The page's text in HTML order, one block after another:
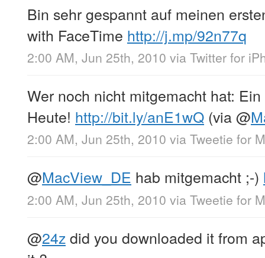
Bin sehr gespannt auf meinen
with FaceTime http://j.mp/92n77q
2:00 AM, Jun 25th, 2010 via Twitter for
Wer noch nicht mitgemacht hat:
Heute! http://bit.ly/anE1wQ (via@
2:00 AM, Jun 25th, 2010 via Tweetie for
@MacView_DE hab mitgemacht ;-)
2:00 AM, Jun 25th, 2010 via Tweetie for
@24zdid you downloaded it from